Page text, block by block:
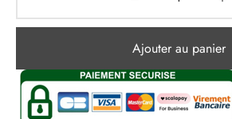
Ajouter au panier